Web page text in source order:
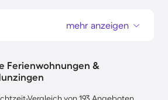
mehr anzeigen
Ferienwohnungen &